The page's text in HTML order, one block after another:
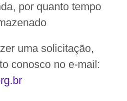
por quanto tempo
uma solicitação,
conosco no e-mail: